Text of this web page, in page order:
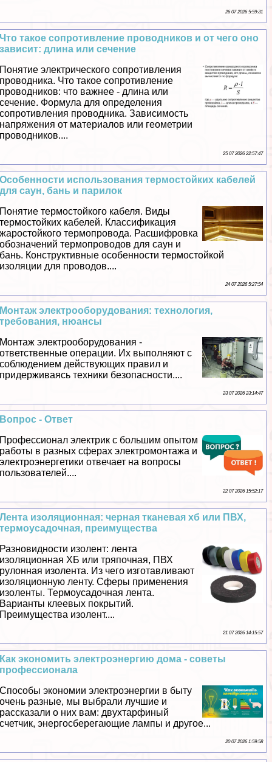
26 07 2026 5:59:31
Что такое сопротивление проводников и от чего оно
зависит: длина или сечение
Понятие электрического сопротивления
проводника. Что такое сопротивление
проводников: что важнее - длина или
сечение. Формула для определения
сопротивления проводника. Зависимость
напряжения от материалов или геометрии
проводников....
25 07 2026 22:57:47
Особенности использования термостойких кабелей
для саун, бань и парилок
Понятие термостойкого кабеля. Виды
термостойких кабелей. Классификация
жаростойкого термопровода. Расшифровка
обозначений термопроводов для саун и
бань. Конструктивные особенности термостойкой
изоляции для проводов....
24 07 2026 5:27:54
Монтаж электрооборудования: технология,
требования, нюансы
Монтаж электрооборудования -
ответственные операции. Их выполняют с
соблюдением действующих правил и
придерживаясь техники безопасности....
23 07 2026 23:14:47
Вопрос - Ответ
Профессионал электрик с большим опытом
работы в разных сферах электромонтажа и
электроэнергетики отвечает на вопросы
пользователей....
22 07 2026 15:52:17
Лента изоляционная: черная тканевая хб или ПВХ,
термоусадочная, преимущества
Разновидности изолент: лента
изоляционная ХБ или тряпочная, ПВХ
рулонная изолента. Из чего изготавливают
изоляционную ленту. Сферы применения
изоленты. Термоусадочная лента.
Варианты клеевых покрытий.
Преимущества изолент....
21 07 2026 14:15:57
Как экономить электроэнергию дома - советы
профессионала
Способы экономии электроэнергии в быту
очень разные, мы выбрали лучшие и
рассказали о них вам: двухтарфиный
счетчик, энергосберегающие лампы и другое...
20 07 2026 1:59:58